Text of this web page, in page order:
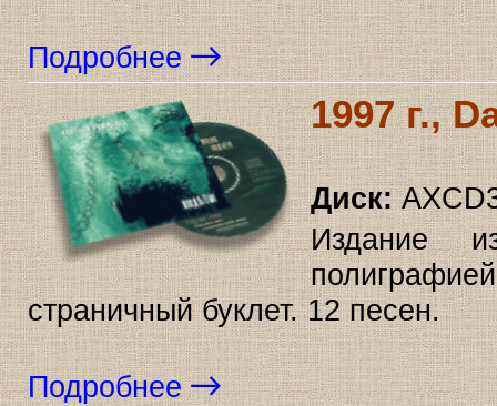
Подробнее
1997 г.,
Диск:
Издание
страничный буклет. 12 песен.
Подробнее